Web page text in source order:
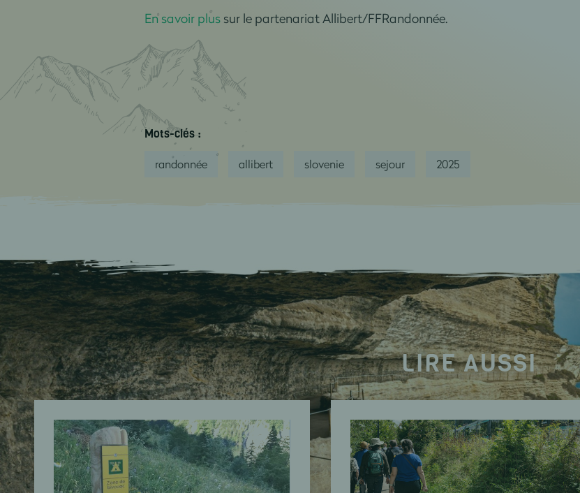
En savoir plussur le partenariat Allibert/FFRandonnée.
Mots-clés :
randonnée allibert slovenie sejour 2025
LIRE AUSSI